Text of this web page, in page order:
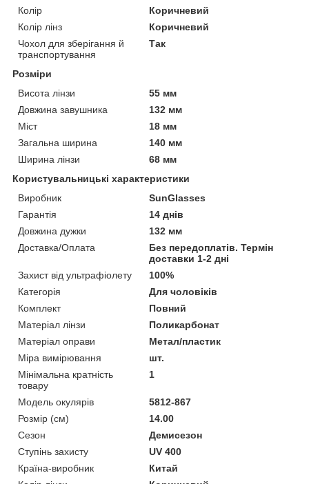
Колір
Коричневий
Колір лінз
Коричневий
Чохол для зберігання й
транспортування
Так
Розміри
Висота лінзи
55 мм
Довжина завушника
132 мм
Міст
18 мм
Загальна ширина
140 мм
Ширина лінзи
68 мм
Користувальницькі характеристики
Виробник
SunGlasses
Гарантія
14 днів
Довжина дужки
132 мм
Доставка/Оплата
Без передоплатів. Термін
доставки 1-2 дні
Захист від ультрафіолету
100%
Категорія
Для чоловіків
Комплект
Повний
Матеріал лінзи
Поликарбонат
Матеріал оправи
Метал/пластик
Міра вимірювання
шт.
Мінімальна кратність
товару
1
Модель окулярів
5812-867
Розмір (см)
14.00
Сезон
Демисезон
Ступінь захисту
UV 400
Країна-виробник
Китай